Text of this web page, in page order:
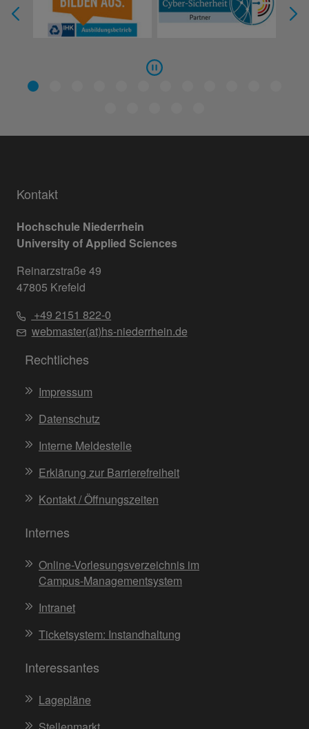
Kontakt
Hochschule Niederrhein
University of Applied Sciences
Reinarzstraße 49
47805 Krefeld
+49 2151 822-0
webmaster(at)hs-niederrhein.de
Rechtliches
Impressum
Datenschutz
Interne Meldestelle
Erklärung zur Barrierefreiheit
Kontakt / Öffnungszeiten
Internes
Online-Vorlesungsverzeichnis im
Campus-Managementsystem
Intranet
Ticketsystem: Instandhaltung
Interessantes
Lagepläne